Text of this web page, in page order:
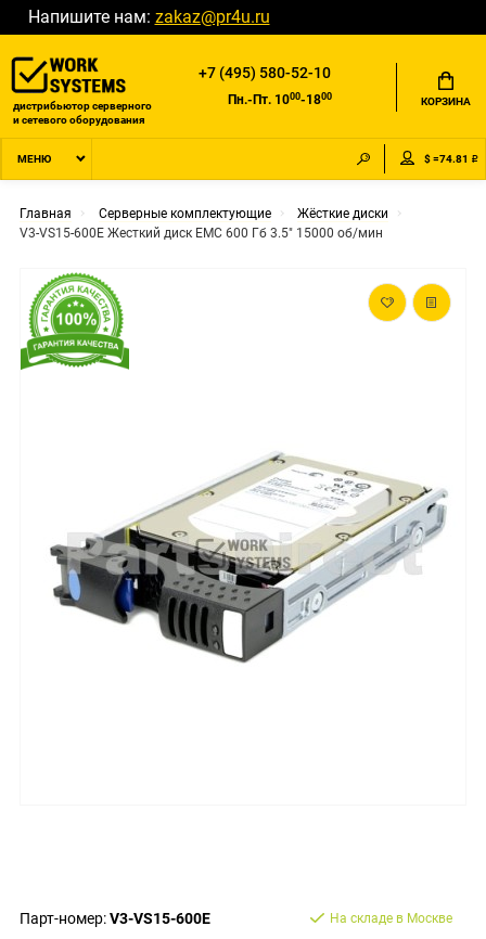
Напишите нам: zakaz@pr4u.ru
дистрибьютор серверного
и сетевого оборудования
+7 (495) 580-52-10
Пн.-Пт. 1000-1800 КОРЗИНА
МЕНЮ $ =74.81 ₽
Главная Серверные комплектующие
Жёсткие диски
V3-VS15-600E Жесткий диск EMC 600 Гб 3.5" 15000 об/мин
Парт-номер:V3-VS15-600E На складе в Москве